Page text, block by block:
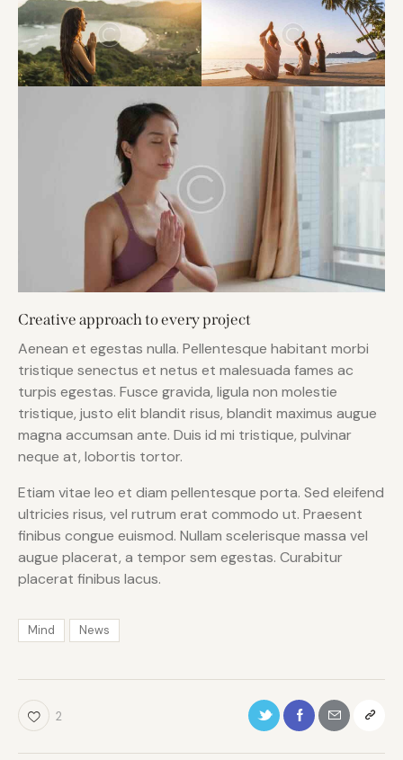
Creative approach to every project
Aenean et egestas nulla. Pellentesque habitant morbi
tristique senectus et netus et malesuada fames ac
turpis egestas. Fusce gravida, ligula non molestie
tristique, justo elit blandit risus, blandit maximus augue
magna accumsan ante. Duis id mi tristique, pulvinar
neque at, lobortis tortor.
Etiam vitae leo et diam pellentesque porta. Sed eleifend
ultricies risus, vel rutrum erat commodo ut. Praesent
finibus congue euismod. Nullam scelerisque massa vel
augue placerat, a tempor sem egestas. Curabitur
placerat finibus lacus.
Mind News
2